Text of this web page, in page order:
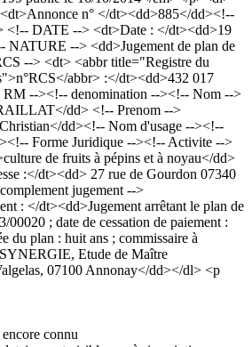
n° </dt><dd>885</dd><!--
<!-- DATE --> <dt>Date : </dt><dd>19
NATURE --> <dd>Jugement de plan de
--> <dt> <abbr title="Registre du
abbr> :</dt><dd>432 017
RM --><!-- denomination --><!-- Nom -->
dd> <!-- Prenom -->
dd><!-- Nom d'usage --><!--
Forme Juridique --><!-- Activite -->
de fruits à pépins et à noyau</dd>
:</dt><dd> 27 rue de Gourdon 07340
jugement -->
: </dt><dd>Jugement arrêtant le plan de
; date de cessation de paiement :
du plan : huit ans ; commissaire à
Etude de Maître
07100 Annonay</dd></dl> <p
encore connu